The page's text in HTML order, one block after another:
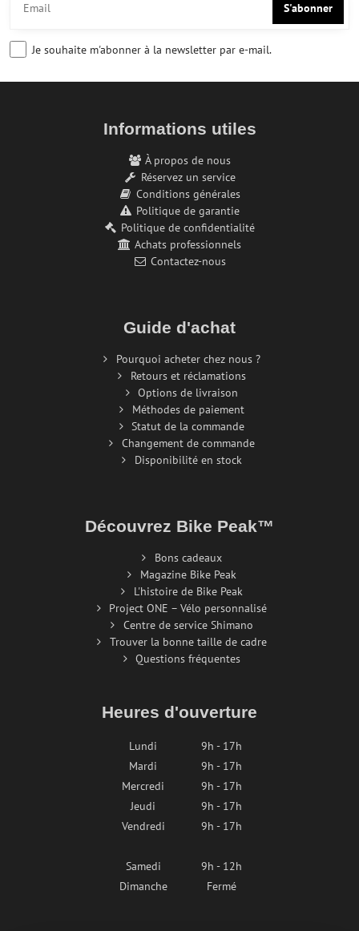
S'abonner
Je souhaite m'abonner à la newsletter par e-mail.
Informations utiles
À propos de nous
Réservez un service
Conditions générales
Politique de garantie
Politique de confidentialité
Achats professionnels
Contactez-nous
Guide d'achat
Pourquoi acheter chez nous ?
Retours et réclamations
Options de livraison
Méthodes de paiement
Statut de la commande
Changement de commande
Disponibilité en stock
Découvrez Bike Peak™
Bons cadeaux
Magazine Bike Peak
L'histoire de Bike Peak
Project ONE – Vélo personnalisé
Centre de service Shimano
Trouver la bonne taille de cadre
Questions fréquentes
Heures d'ouverture
Lundi
9h - 17h
Mardi
9h - 17h
Mercredi
9h - 17h
Jeudi
9h - 17h
Vendredi
9h - 17h
Samedi
9h - 12h
Dimanche
Fermé